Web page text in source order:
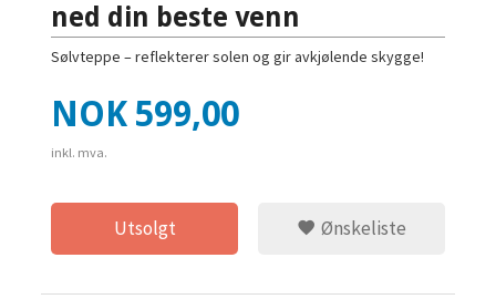
ned din beste venn
Sølvteppe – reflekterer solen og gir avkjølende skygge!
Pris
NOK 599,00
inkl. mva.
Utsolgt Ønskeliste